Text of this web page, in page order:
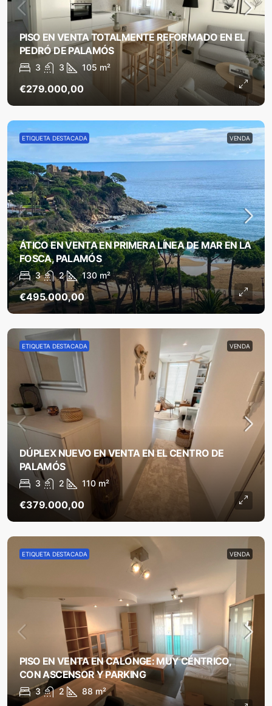
PISO EN VENTA TOTALMENTE REFORMADO EN EL
PEDRÓ DE PALAMÓS
3 3 105 m²
€279.000,00
ETIQUETA DESTACADA VENDA
ÁTICO EN VENTA EN PRIMERA LÍNEA DE MAR EN LA
FOSCA, PALAMÓS
3 2 130 m²
€495.000,00
ETIQUETA DESTACADA VENDA
DÚPLEX NUEVO EN VENTA EN EL CENTRO DE
PALAMÓS
3 2 110 m²
€379.000,00
ETIQUETA DESTACADA VENDA
PISO EN VENTA EN CALONGE: MUY CÉNTRICO,
CON ASCENSOR Y PARKING
3 2 88 m²